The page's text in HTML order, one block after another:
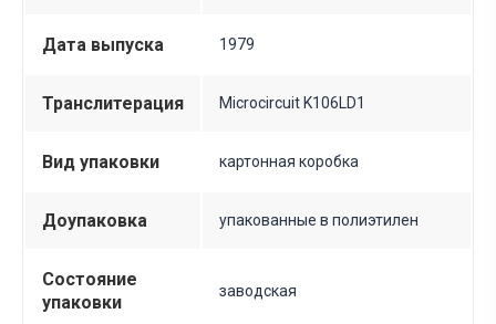
Дата выпуска 1979
Транслитерация Microcircuit K106LD1
Вид упаковки картонная коробка
Доупаковка упакованные в полиэтилен
Состояние
упаковки
заводская